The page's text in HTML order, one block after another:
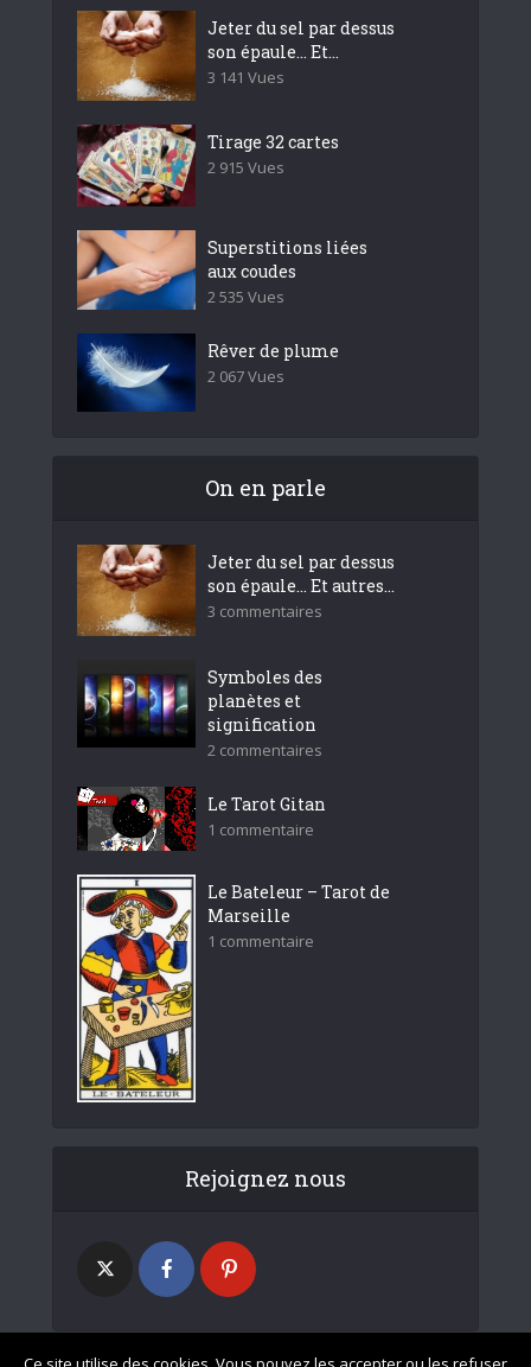
Jeter du sel par dessus
son épaule… Et...
3 141 Vues
Tirage 32 cartes
2 915 Vues
Superstitions liées
aux coudes
2 535 Vues
Rêver de plume
2 067 Vues
On en parle
Jeter du sel par dessus
son épaule… Et autres...
3 commentaires
Symboles des
planètes et
signification
2 commentaires
Le Tarot Gitan
1 commentaire
Le Bateleur – Tarot de
Marseille
1 commentaire
Rejoignez nous